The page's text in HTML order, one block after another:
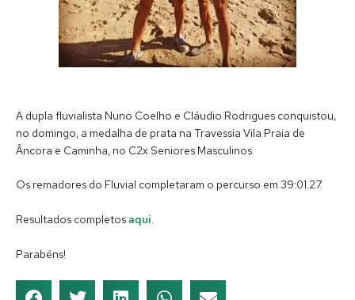
A dupla fluvialista Nuno Coelho e Cláudio Rodrigues conquistou,
no domingo, a medalha de prata na Travessia Vila Praia de
Âncora e Caminha, no C2x Seniores Masculinos.
Os remadores do Fluvial completaram o percurso em 39:01.27.
Resultados completosaqui.
Parabéns!